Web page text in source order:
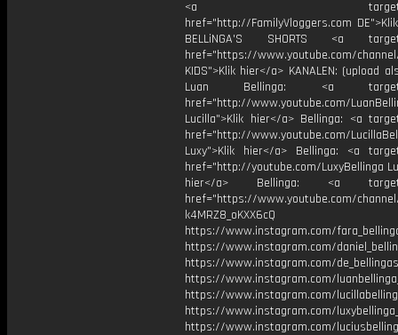
<a
href="http://FamilyVloggers.com
BELLiNGA'S SHORTS <a
href="https://www.youtube.com/channel/
KIDS">Klik hier</a> KANALEN: (upload
Luan Bellinga: <a
href="http://www.youtube.com/
Lucilla">Klik hier</a> Bellinga: <a
href="http://www.youtube.com/
Luxy">Klik hier</a> Bellinga: <a
href="http://youtube.com/LuxyBellinga
hier</a> Bellinga: <a
href="https://www.youtube.com/
k4MRZ8_oKXX6cQ
https://www.instagram.com/
https://www.instagram.com/
https://www.instagram.com/
https://www.instagram.com/
https://www.instagram.com/
https://www.instagram.com/
https://www.instagram.com/